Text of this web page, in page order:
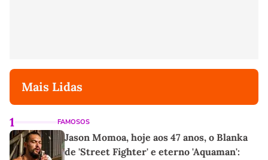
Mais Lidas
1 FAMOSOS
Jason Momoa, hoje aos 47 anos, o Blanka
de 'Street Fighter' e eterno 'Aquaman':